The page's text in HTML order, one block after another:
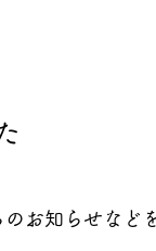
お知らせなど